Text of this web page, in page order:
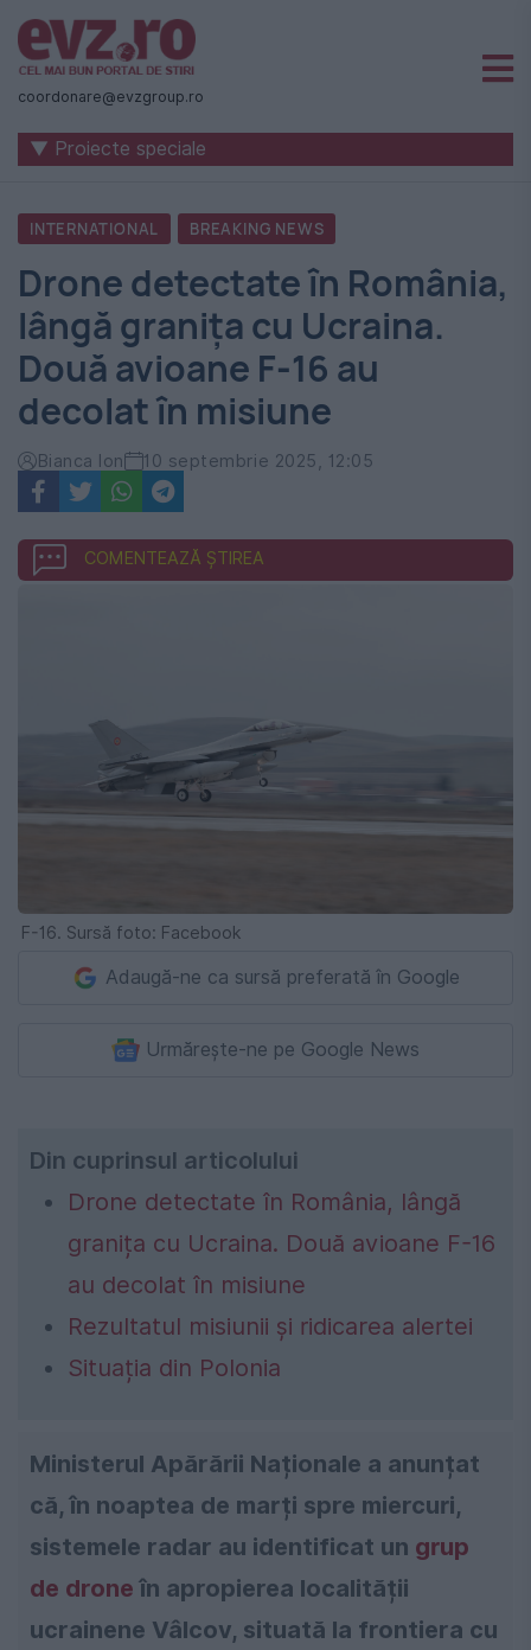
Știri
naționale
internaționale
România
-
Evenimentul
Zilei
coordonare@evzgroup.ro
▼ Proiecte speciale
INTERNATIONAL BREAKING NEWS
Drone detectate în România,
lângă granița cu Ucraina.
Două avioane F-16 au
decolat în misiune
Bianca Ion 10 septembrie 2025, 12:05
COMENTEAZĂ ȘTIREA
F-16. Sursă foto: Facebook
Adaugă-ne ca sursă preferată în Google
Urmărește-ne pe Google News
Din cuprinsul articolului
Drone detectate în România, lângă
granița cu Ucraina. Două avioane F-16
au decolat în misiune
Rezultatul misiunii și ridicarea alertei
Situația din Polonia
Ministerul Apărării Naționale a anunțat
că, în noaptea de marți spre miercuri,
sistemele radar au identificat un grup
de drone în apropierea localității
ucrainene Vâlcov, situată la frontiera cu